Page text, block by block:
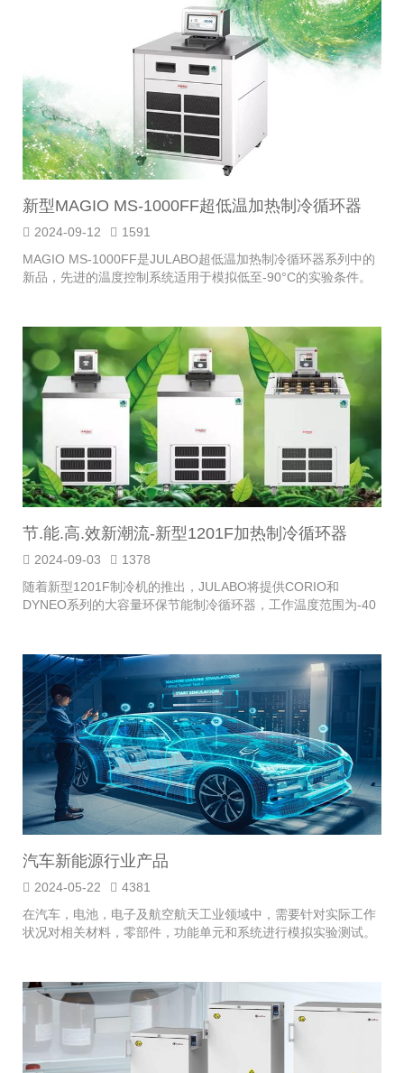
新型MAGIO MS-1000FF超低温加热制冷循环器
2024-09-12
1591
MAGIO MS-1000FF是JULABO超低温加热制冷循环器系列中的
新品，先进的温度控制系统适用于模拟低至-90°C的实验条件。
节.能.高.效新潮流-新型1201F加热制冷循环器
2024-09-03
1378
随着新型1201F制冷机的推出，JULABO将提供CORIO和
DYNEO系列的大容量环保节能制冷循环器，工作温度范围为-40
汽车新能源行业产品
2024-05-22
4381
在汽车，电池，电子及航空航天工业领域中，需要针对实际工作
状况对相关材料，零部件，功能单元和系统进行模拟实验测试。